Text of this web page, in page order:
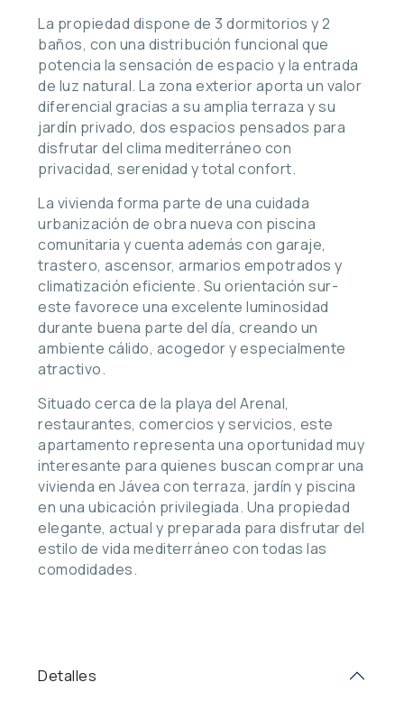
La propiedad dispone de 3 dormitorios y 2
baños, con una distribución funcional que
potencia la sensación de espacio y la entrada
de luz natural. La zona exterior aporta un valor
diferencial gracias a su amplia terraza y su
jardín privado, dos espacios pensados para
disfrutar del clima mediterráneo con
privacidad, serenidad y total confort.
La vivienda forma parte de una cuidada
urbanización de obra nueva con piscina
comunitaria y cuenta además con garaje,
trastero, ascensor, armarios empotrados y
climatización eficiente. Su orientación sur-
este favorece una excelente luminosidad
durante buena parte del día, creando un
ambiente cálido, acogedor y especialmente
atractivo.
Situado cerca de la playa del Arenal,
restaurantes, comercios y servicios, este
apartamento representa una oportunidad muy
interesante para quienes buscan comprar una
vivienda en Jávea con terraza, jardín y piscina
en una ubicación privilegiada. Una propiedad
elegante, actual y preparada para disfrutar del
estilo de vida mediterráneo con todas las
comodidades.
Detalles